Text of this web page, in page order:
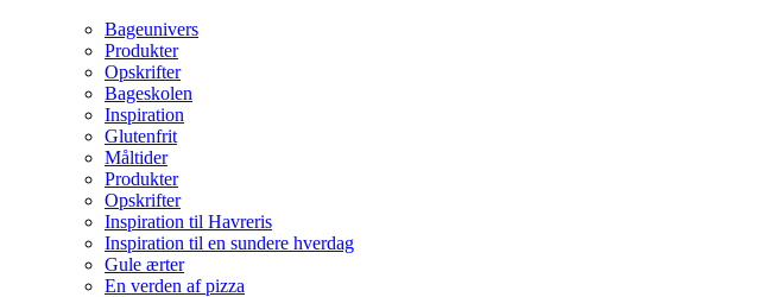
Bageunivers
Produkter
Opskrifter
Bageskolen
Inspiration
Glutenfrit
Måltider
Produkter
Opskrifter
Inspiration til Havreris
Inspiration til en sundere hverdag
Gule ærter
En verden af pizza